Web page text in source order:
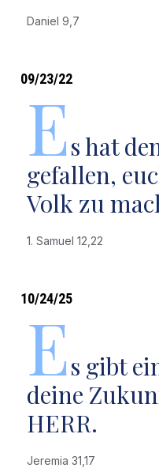
Daniel 9,7
09/23/22
Es hat
gefallen,
Volk zu
1. Samuel 12,22
10/24/25
Es gibt
deine
HERR.
Jeremia 31,17